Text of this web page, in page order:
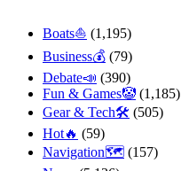
Boats⛵️ (1,195)
Business💰 (79)
Debate📣 (390)
Fun & Games🤡 (1,185)
Gear & Tech🛠 (505)
Hot🔥 (59)
Navigation🗺 (157)